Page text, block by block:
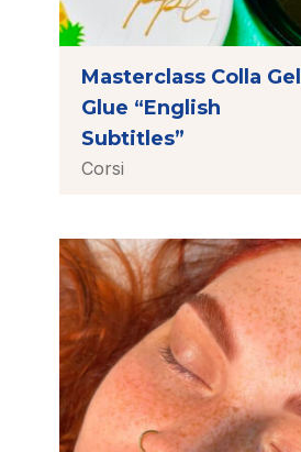
Masterclass Colla Gel
Glue “English
Subtitles”
Corsi